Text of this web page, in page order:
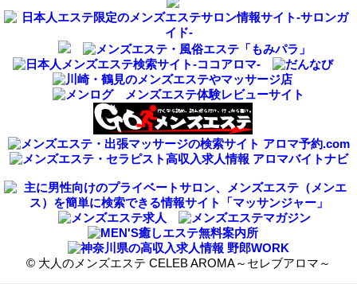
© 大人のメンズエステ CELEB AROMA～セレブアロマ～